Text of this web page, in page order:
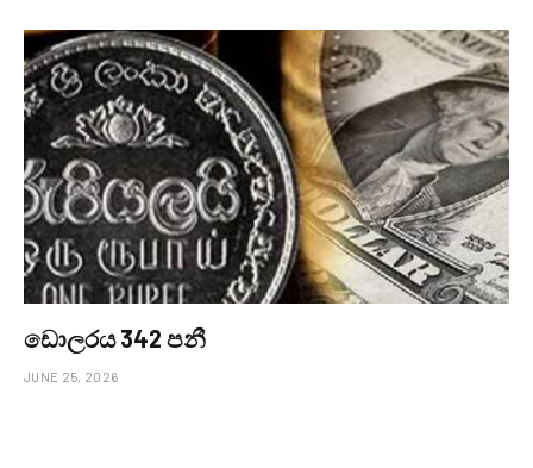
ඩොලරය 342 පනී
JUNE 25, 2026